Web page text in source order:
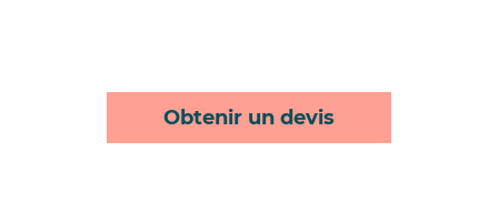
Obtenir un devis